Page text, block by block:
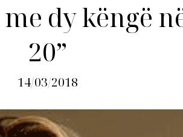
dy këngë
20”
14/03/2018